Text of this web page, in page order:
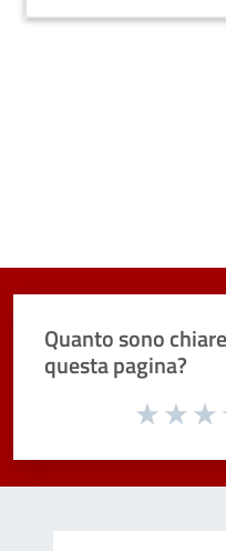
Quanto sono
questa pagina?
Valuta da 1 a 5 stelle la